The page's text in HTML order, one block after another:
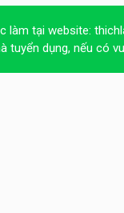
làm tại website:
tuyển dụng, nếu có